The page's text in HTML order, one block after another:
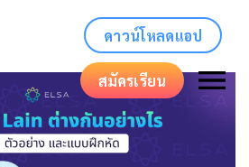
ดาวน์โหลดแอป
สมัครเรียน